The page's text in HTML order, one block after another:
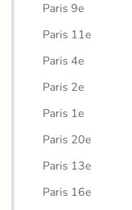
Paris 9e
Paris 11e
Paris 4e
Paris 2e
Paris 1e
Paris 20e
Paris 13e
Paris 16e